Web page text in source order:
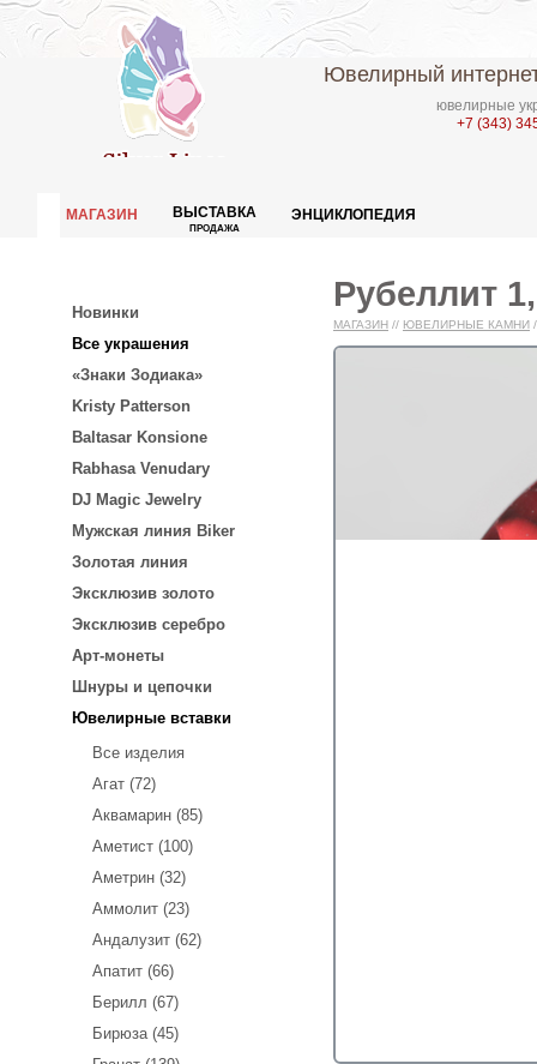
Ювелирный
ювелирные
+7 (343)
МАГАЗИН ВЫСТАВКА
ПРОДАЖА
ЭНЦИКЛОПЕДИЯ
Новинки
Все украшения
«Знаки Зодиака»
Kristy Patterson
Baltasar Konsione
Rabhasa Venudary
DJ Magic Jewelry
Мужская линия Biker
Золотая линия
Эксклюзив золото
Эксклюзив серебро
Арт-монеты
Шнуры и цепочки
Ювелирные вставки
Все изделия
Агат (72)
Аквамарин (85)
Аметист (100)
Аметрин (32)
Аммолит (23)
Андалузит (62)
Апатит (66)
Берилл (67)
Бирюза (45)
Рубеллит
МАГАЗИН // ЮВЕЛИРНЫЕ КАМНИ